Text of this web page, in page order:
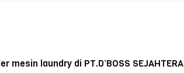
laundry di PT.D’BOSS SEJAHTERA